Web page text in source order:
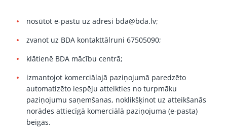
nosūtot e-pastu uz adresi bda@bda.lv;
zvanot uz BDA kontakttālruni 67505090;
klātienē BDA mācību centrā;
izmantojot komerciālajā paziņojumā paredzēto
automatizēto iespēju atteikties no turpmāku
paziņojumu saņemšanas, noklikšķinot uz atteikšanās
norādes attiecīgā komerciālā paziņojuma (e-pasta)
beigās.